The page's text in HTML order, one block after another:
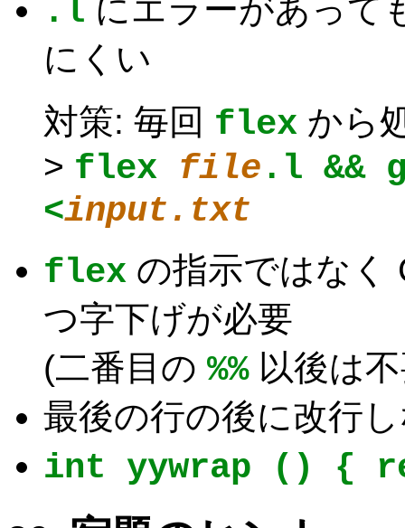
.l にエラーがあって
にくい
対策: 毎回 flex から
> flex file .l &&
<input.txt
flex の指示ではなく
つ字下げが必要
(二番目の %%以後は
最後の行の後に改行
int yywrap () {